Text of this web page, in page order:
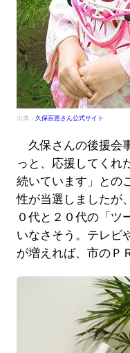
出典： 久保百恵さん公式サイト
久保さんの後援会
っと、応援してくれ
続いています」との
性が当選しましたが
０代と２０代の「ツ
いなさそう。テレビ
が増えれば、市のＰ